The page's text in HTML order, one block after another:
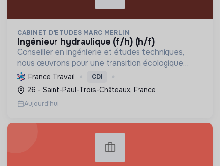
CABINET D'ETUDES MARC MERLIN
ingénieur hydraulique (f/h) (h/f)
Conseiller en ingénierie et études techniques,
nous œuvrons pour une transition écologique
durable. Nous concevons des infrastructures
innovantes, gérons les ressources, préservons la
biodiversité et ...
France Travail CDI
26 - Saint-Paul-Trois-Châteaux, France
Aujourd'hui